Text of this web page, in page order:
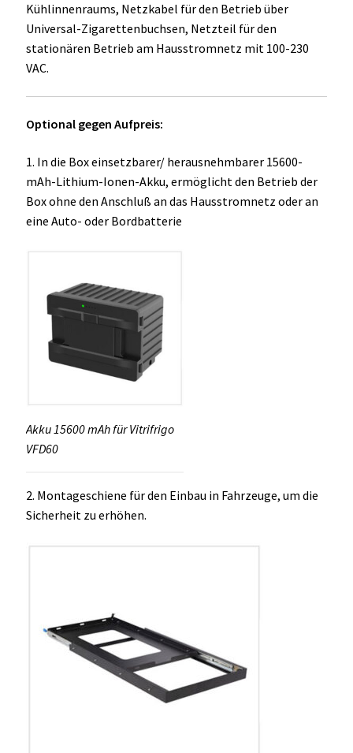
Kühlinnenraums, Netzkabel für den Betrieb über
Universal-Zigarettenbuchsen, Netzteil für den
stationären Betrieb am Hausstromnetz mit 100-230
VAC.
Optional gegen Aufpreis:
1. In die Box einsetzbarer/ herausnehmbarer 15600-
mAh-Lithium-Ionen-Akku, ermöglicht den Betrieb der
Box ohne den Anschluß an das Hausstromnetz oder an
eine Auto- oder Bordbatterie
Akku 15600 mAh für Vitrifrigo
VFD60
2. Montageschiene für den Einbau in Fahrzeuge, um die
Sicherheit zu erhöhen.